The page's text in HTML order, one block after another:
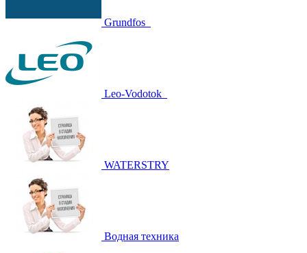
Grundfos_
Leo-Vodotok_
WATERSTRY
Водная техника